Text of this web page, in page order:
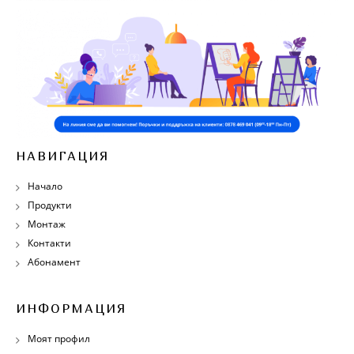
НАВИГАЦИЯ
Начало
Продукти
Монтаж
Контакти
Абонамент
ИНФОРМАЦИЯ
Моят профил